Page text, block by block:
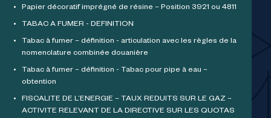
Papier décoratif imprégné de résine – Position 3921 ou 4811
TABAC A FUMER - DEFINITION
Tabac à fumer – définition - articulation avec les règles de la
nomenclature combinée douanière
Tabac à fumer – définition - Tabac pour pipe à eau –
obtention
FISCALITE DE L’ENERGIE – TAUX REDUITS SUR LE GAZ –
ACTIVITE RELEVANT DE LA DIRECTIVE SUR LES QUOTAS